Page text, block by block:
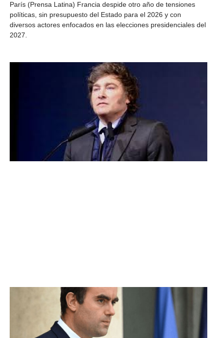
París (Prensa Latina) Francia despide otro año de tensiones
políticas, sin presupuesto del Estado para el 2026 y con
diversos actores enfocados en las elecciones presidenciales del
2027.